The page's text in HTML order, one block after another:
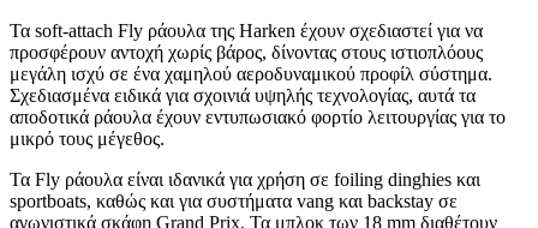
Τα soft-attach Fly ράουλα της Harken έχουν σχεδιαστεί για να
προσφέρουν αντοχή χωρίς βάρος, δίνοντας στους ιστιοπλόους
μεγάλη ισχύ σε ένα χαμηλού αεροδυναμικού προφίλ σύστημα.
Σχεδιασμένα ειδικά για σχοινιά υψηλής τεχνολογίας, αυτά τα
αποδοτικά ράουλα έχουν εντυπωσιακό φορτίο λειτουργίας για το
μικρό τους μέγεθος.
Τα Fly ράουλα είναι ιδανικά για χρήση σε foiling dinghies και
sportboats, καθώς και για συστήματα vang και backstay σε
αγωνιστικά σκάφη Grand Prix. Τα μπλοκ των 18 mm διαθέτουν